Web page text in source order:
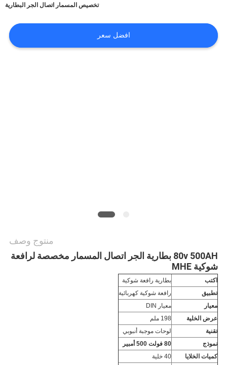
الموقع
تخصيص المسمار اتصال الجر البطارية
افضل سعر
منتوج وصف
80v 500AH بطارية الجر اتصال المسمار مخصصة لرافعة
شوكية MHE
اكتب
بطارية رافعة شوكية
تطبيق
رافعة شوكية كهربائية
معيار
معيار DIN
عرض الخلية
198 ملم
تقنية
لوحات موجبة أنبوبي
نموذج
80 فولت 500 أمبير
كميات الخلايا
40 خلية